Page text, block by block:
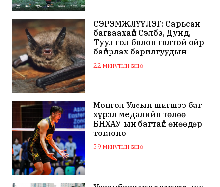
СЭРЭМЖЛҮҮЛЭГ: Сарьсан
багваахай Сэлбэ, Дунд,
Туул гол болон голтой ойр
байрлах барилгуудын
үүрлэж байна
22 минутын өмнө
Монгол Улсын шигшээ баг
хүрэл медалийн төлөө
БНХАУ-ын багтай өнөөдөр
тоглоно
59 минутын өмнө